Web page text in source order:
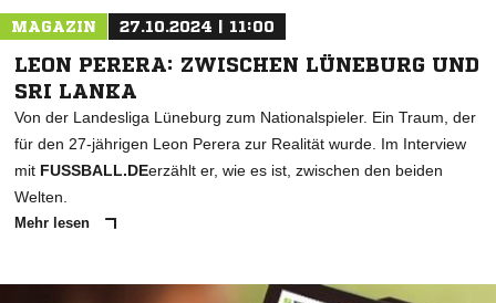
MAGAZIN 27.10.2024 | 11:00
LEON PERERA: ZWISCHEN LÜNEBURG UND
SRI LANKA
Von der Landesliga Lüneburg zum Nationalspieler. Ein Traum, der
für den 27-jährigen Leon Perera zur Realität wurde. Im Interview
mit FUSSBALL.DEerzählt er, wie es ist, zwischen den beiden
Welten.
Mehr lesen